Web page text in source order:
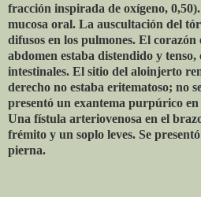
fracción inspirada de oxígeno,
mucosa oral. La auscultación del
difusos en los pulmones. El
abdomen estaba distendido y tenso,
intestinales. El sitio del aloinjerto
derecho no estaba eritematoso; no
presentó un exantema purpúrico
Una fístula arteriovenosa en el
frémito y un soplo leves. Se
pierna.